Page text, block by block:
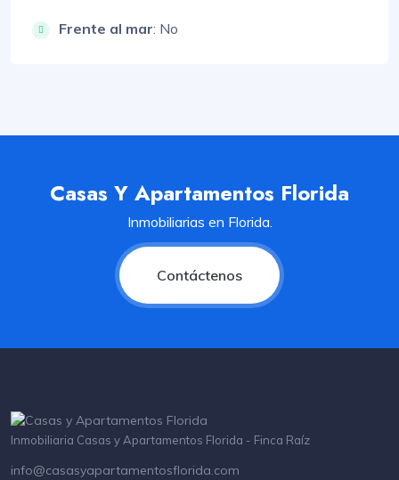
Frente al mar: No
Casas Y Apartamentos Florida
Inmobiliarias en Florida.
Contáctenos
Inmobiliaria Casas y Apartamentos Florida - Finca Raíz
info@casasyapartamentosflorida.com